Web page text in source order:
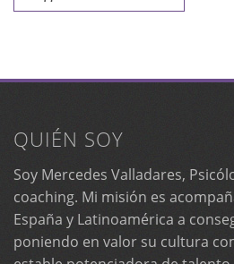
QUIÉN SOY
Soy Mercedes Valladares,
coaching. Mi misión es
España y Latinoamérica a
poniendo en valor su cultura